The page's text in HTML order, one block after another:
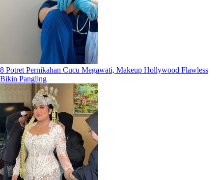
8 Potret Pernikahan Cucu Megawati, Makeup Hollywood Flawless
Bikin Pangling